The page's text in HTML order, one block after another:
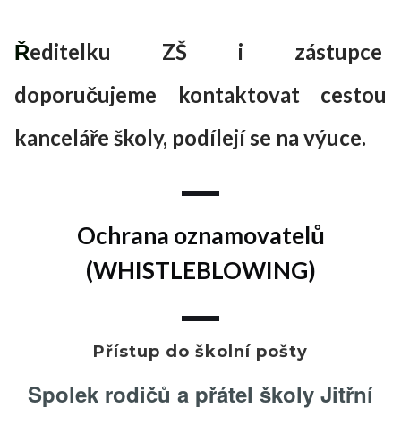
Ředitelku ZŠ i zástupce
doporučujeme kontaktovat cestou
kanceláře školy, podílejí se na výuce.
Ochrana oznamovatelů
(WHISTLEBLOWING)
Přístup do školní pošty
Spolek rodičů a přátel školy Jitřní